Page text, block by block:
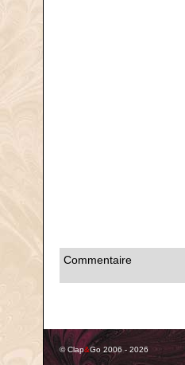
Commentaire
© Clap&Go 2006 - 2026